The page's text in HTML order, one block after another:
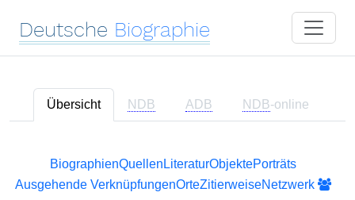
Deutsche Biographie
Übersicht NDB ADB NDB-online
BiographienQuellen LiteraturObjektePorträts
Ausgehende VerknüpfungenOrteZitierweiseNetzwerk